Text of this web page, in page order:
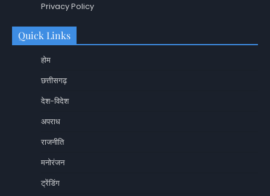
Privacy Policy
Quick Links
होम
छत्तीसगढ़
देश-विदेश
अपराध
राजनीति
मनोरंजन
ट्रेंडिंग